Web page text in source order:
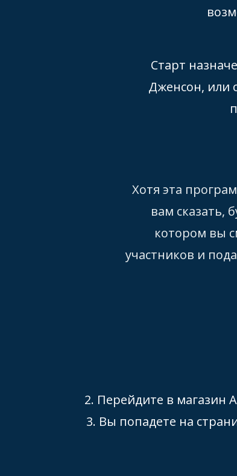
Старт
Дженсон, или
Хотя эта
вам сказать,
котором вы
участников и
2. Перейдите в магазин
3. Вы попадете на